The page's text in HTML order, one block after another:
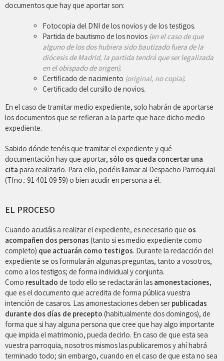
documentos que hay que aportar son:
Fotocopia del DNI de los novios y de los testigos.
Partida de bautismo de los novios (en el caso de que
alguno de los dos hubiera sido bautizado fuera de la
diócesis de Madrid, la partida tendrá que ser legalizada
en el obispado de origen).
Certificado de nacimiento (original, no copia).
Certificado del cursillo de novios.
En el caso de tramitar medio expediente, solo habrán de aportarse
los documentos que se refieran a la parte que hace dicho medio
expediente.
Sabido dónde tenéis que tramitar el expediente y qué
documentación hay que aportar, sólo os queda concertar una
cita para realizarlo. Para ello, podéis llamar al Despacho Parroquial
(Tfno.: 91 401 09 59) o bien acudir en persona a él.
EL PROCESO
Cuando acudáis a realizar el expediente, es necesario que os
acompañen dos personas (tanto si es medio expediente como
completo) que actuarán como testigos. Durante la redacción del
expediente se os formularán algunas preguntas, tanto a vosotros,
como a los testigos; de forma individual y conjunta.
Como resultado de todo ello se redactarán las amonestaciones,
que es el documento que acredita de forma pública vuestra
intención de casaros. Las amonestaciones deben ser publicadas
durante dos días de precepto (habitualmente dos domingos), de
forma que si hay alguna persona que cree que hay algo importante
que impida el matrimonio, pueda decirlo. En caso de que esta sea
vuestra parroquia, nosotros mismos las publicaremos y ahí habrá
terminado todo; sin embargo, cuando en el caso de que esta no sea